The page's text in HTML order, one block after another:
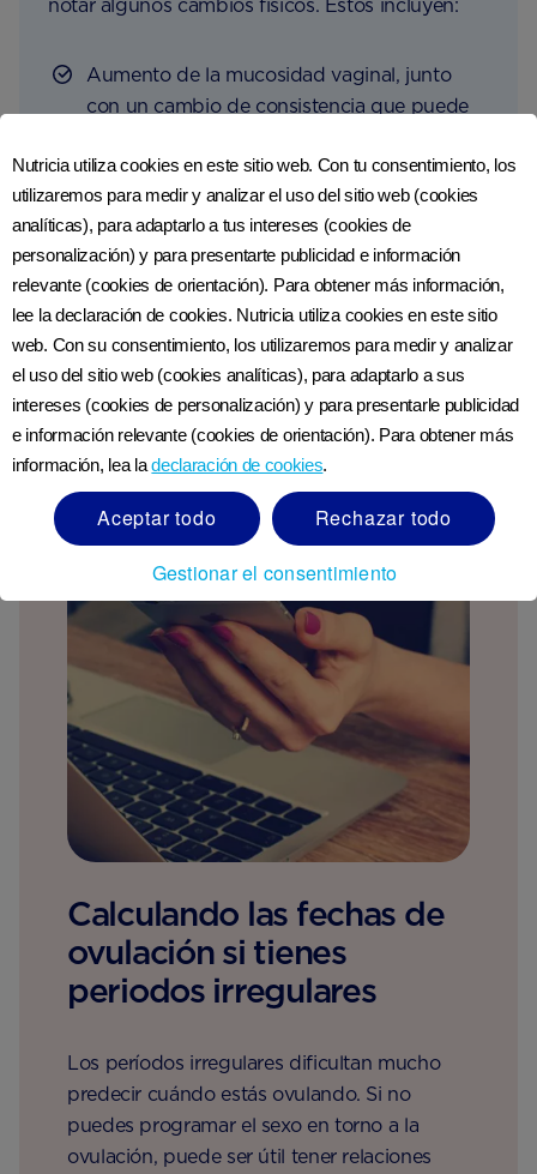
notar algunos cambios físicos. Éstos incluyen:
Aumento de la mucosidad vaginal, junto
con un cambio de consistencia que puede
Temperatura ligeramente elevada
Dolor abdominal
Sensibilidad en los senos
Manchado
Sentirte hinchada
Calculando las fechas de
ovulación si tienes
periodos irregulares
Los períodos irregulares dificultan mucho
predecir cuándo estás ovulando. Si no
puedes programar el sexo en torno a la
ovulación, puede ser útil tener relaciones
Nutricia utiliza cookies en este sitio web. Con tu consentimiento, los
utilizaremos para medir y analizar el uso del sitio web (cookies
analíticas), para adaptarlo a tus intereses (cookies de
personalización) y para presentarte publicidad e información
relevante (cookies de orientación). Para obtener más información,
lee la declaración de cookies. Nutricia utiliza cookies en este sitio
web. Con su consentimiento, los utilizaremos para medir y analizar
el uso del sitio web (cookies analíticas), para adaptarlo a sus
intereses (cookies de personalización) y para presentarle publicidad
e información relevante (cookies de orientación). Para obtener más
información, lea ladeclaración de cookies.
Aceptar todo
Rechazar todo
Gestionar el consentimiento